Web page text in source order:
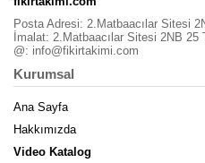
Posta Adresi: 2.Matbaacılar Sitesi
İmalat: 2.Matbaacılar Sitesi 2NB 25
@: info@fikirtakimi.com
Kurumsal
Ana Sayfa
Hakkımızda
Video Katalog